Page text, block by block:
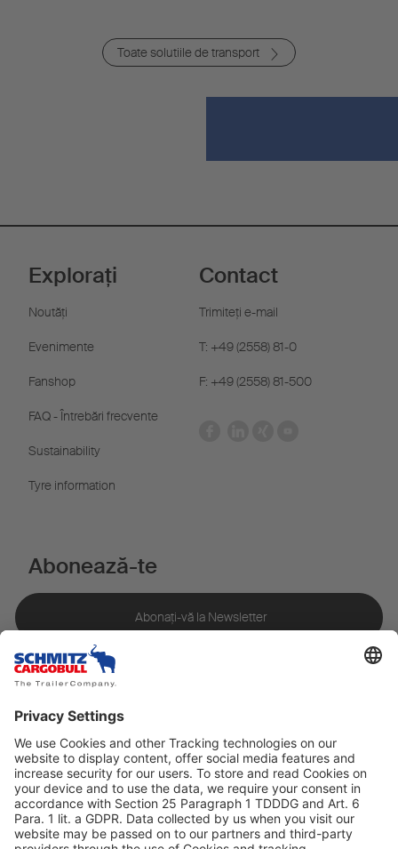
Toate solutiile de transport
Explorați
Noutăţi
Evenimente
Fanshop
FAQ - Întrebări frecvente
Sustainability
Tyre information
Contact
Trimiteţi e-mail
T: +49 (2558) 81-0
F: +49 (2558) 81-500
Abonează-te